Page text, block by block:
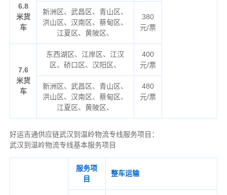
6.8
米货
车
新洲区、武昌区、青山区、
洪山区、汉南区、蔡甸区、
江夏区、黄陂区、
380
元/票
7.6
米货
车
东西湖区、江岸区、江汉
区、硚口区、汉阳区、
400
元/票
新洲区、武昌区、青山区、
洪山区、汉南区、蔡甸区、
江夏区、黄陂区、
480
元/票
好运吉通供应链武汉到温岭物流专线服务项目：
武汉到温岭物流专线基本服务项目
服务项
目
整车运输